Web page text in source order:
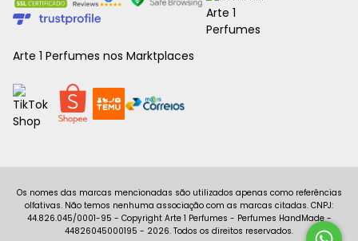
Arte 1 Perfumes nos Marktplaces
Copyright Arte 1 Perfumes - Perfumes HandMade -
44826045000195 - 2026. Todos os direitos reservados.